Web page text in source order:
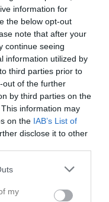
information for
the below opt-out
note that after your
continue seeing
information utilized by
third parties prior to
out of the further
by third parties on the
information may
on the IAB’s List of
disclose it to other
my
17 aug, 18:00